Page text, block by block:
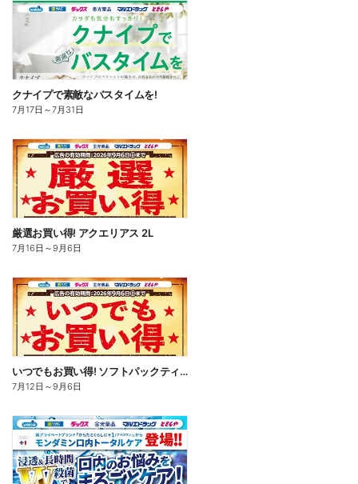
クナイプで素敵なバスタイムを!
7月17日 ～7月31日
厳選お買い得! アクエリアス 2L
7月16日 ～9月6日
いつでもお買い得! ソフトパックティッシュ
7月12日 ～9月6日